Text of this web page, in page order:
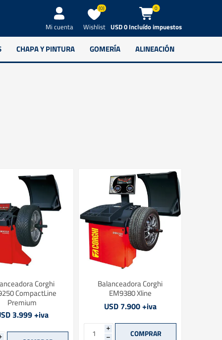
Mi cuenta Wishlist
(0) 0
USD 0 Incluído impuestos
CHAPA Y PINTURA GOMERÍA ALINEACIÓN
Corghi
CompactLine
Premium
3.999 +iva
Balanceadora Corghi
EM9380 Xline
USD 7.900 +iva
i
h